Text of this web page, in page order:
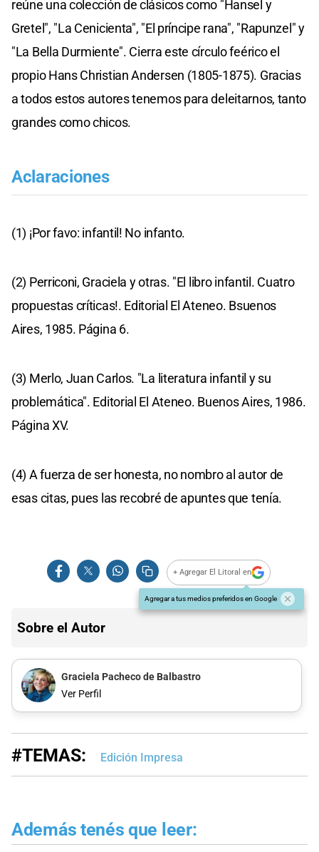
reúne una colección de clásicos como "Hansel y
Gretel", "La Cenicienta", "El príncipe rana", "Rapunzel" y
"La Bella Durmiente". Cierra este círculo feérico el
propio Hans Christian Andersen (1805-1875). Gracias
a todos estos autores tenemos para deleitarnos, tanto
grandes como chicos.
Aclaraciones
(1) ¡Por favo: infantil! No infanto.
(2) Perriconi, Graciela y otras. "El libro infantil. Cuatro
propuestas críticas!. Editorial El Ateneo. Bsuenos
Aires, 1985. Página 6.
(3) Merlo, Juan Carlos. "La literatura infantil y su
problemática". Editorial El Ateneo. Buenos Aires, 1986.
Página XV.
(4) A fuerza de ser honesta, no nombro al autor de
esas citas, pues las recobré de apuntes que tenía.
+ Agregar El Litoral en
Agregar a tus medios preferidos en Google
Sobre el Autor
Graciela Pacheco de Balbastro
Ver Perfil
#TEMAS: Edición Impresa
Además tenés que leer: